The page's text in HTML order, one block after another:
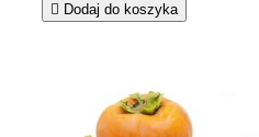
 Dodaj do koszyka